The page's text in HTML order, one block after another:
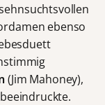
ebenso
(Jim Mahoney),